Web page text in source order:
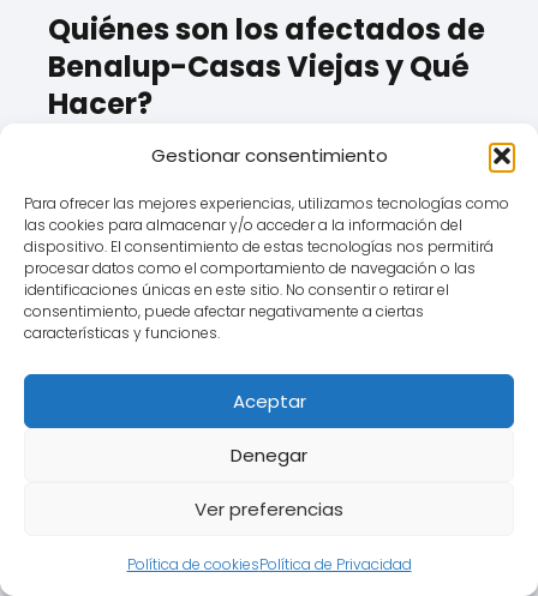
Gestionar consentimiento
Para ofrecer las mejores experiencias, utilizamos tecnologías como
las cookies para almacenar y/o acceder a la información del
dispositivo. El consentimiento de estas tecnologías nos permitirá
procesar datos como el comportamiento de navegación o las
identificaciones únicas en este sitio. No consentir o retirar el
consentimiento, puede afectar negativamente a ciertas
características y funciones.
Aceptar
Denegar
Ver preferencias
Política de cookiesPolítica de Privacidad
Quiénes son los afectados de
Benalup-Casas Viejas y Qué
Hacer?
Afecta a cualquier persona en
haya tenido una hipoteca
referenciada a cualquiera de las
modalidades de IRPH (Cajas,
Bancos o Entidades).
Recomendaciones:
Revisar la escritura de la
hipoteca:Confirmar qué
índice de referencia se aplica y
qué información se dio sobre él
cuando firmaste en Benalup-